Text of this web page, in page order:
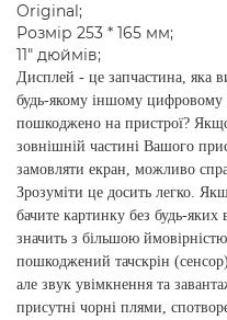
Original;
Розмір 253 * 165 мм;
11" дюймів;
Дисплей - це запчастина, яка
будь-якому іншому цифровому
пошкоджено на пристрої?
зовнішній частині Вашого
замовляти екран, можливо
Зрозуміти це досить легко.
бачите картинку без будь-яких
значить з більшою
пошкоджений тачскрін
але звук увімкнення та
присутні чорні плями,